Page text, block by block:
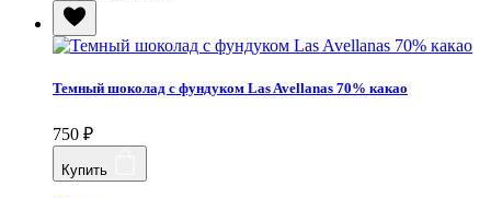
Темный шоколад с фундуком Las Avellanas 70% какао
750 ₽
Купить